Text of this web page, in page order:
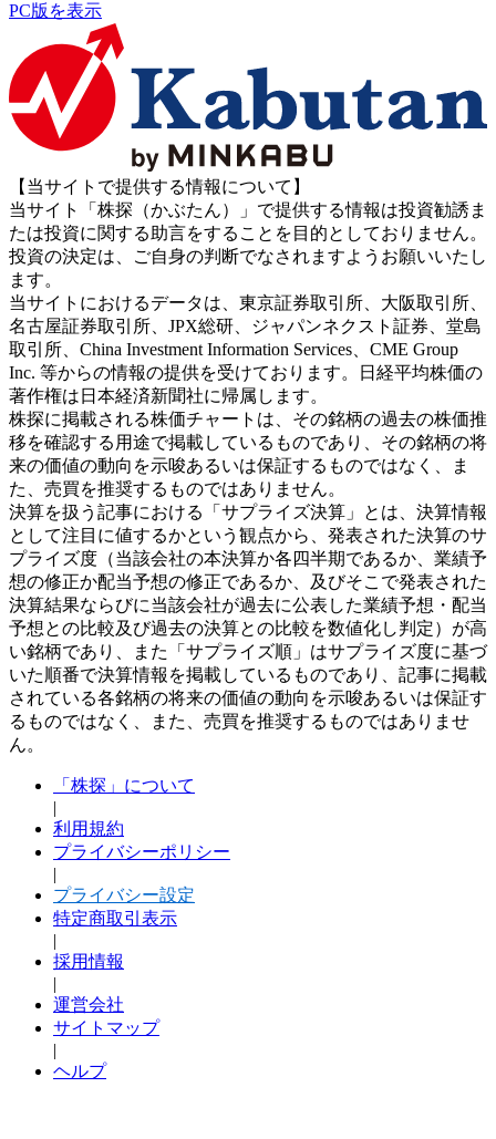
PC版を表示
【当サイトで提供する情報について】
当サイト「株探（かぶたん）」で提供する情報は投資勧誘ま
たは投資に関する助言をすることを目的としておりません。
投資の決定は、ご自身の判断でなされますようお願いいたし
ます。
当サイトにおけるデータは、東京証券取引所、大阪取引所、
名古屋証券取引所、JPX総研、ジャパンネクスト証券、堂島
取引所、China Investment Information Services、CME Group
Inc. 等からの情報の提供を受けております。日経平均株価の
著作権は日本経済新聞社に帰属します。
株探に掲載される株価チャートは、その銘柄の過去の株価推
移を確認する用途で掲載しているものであり、その銘柄の将
来の価値の動向を示唆あるいは保証するものではなく、ま
た、売買を推奨するものではありません。
決算を扱う記事における「サプライズ決算」とは、決算情報
として注目に値するかという観点から、発表された決算のサ
プライズ度（当該会社の本決算か各四半期であるか、業績予
想の修正か配当予想の修正であるか、及びそこで発表された
決算結果ならびに当該会社が過去に公表した業績予想・配当
予想との比較及び過去の決算との比較を数値化し判定）が高
い銘柄であり、また「サプライズ順」はサプライズ度に基づ
いた順番で決算情報を掲載しているものであり、記事に掲載
されている各銘柄の将来の価値の動向を示唆あるいは保証す
るものではなく、また、売買を推奨するものではありませ
ん。
「株探」について
|
利用規約
プライバシーポリシー
|
プライバシー設定
特定商取引表示
|
採用情報
|
運営会社
サイトマップ
|
ヘルプ